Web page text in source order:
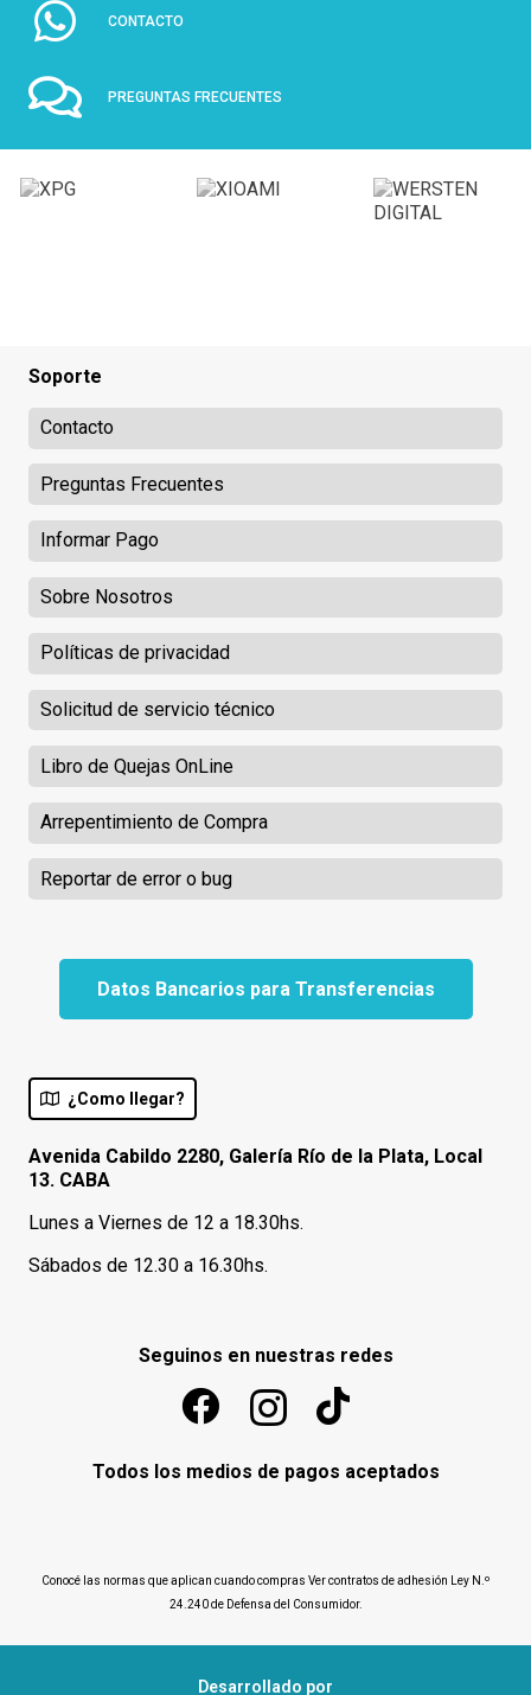
CONTACTO
PREGUNTAS FRECUENTES
Soporte
Contacto
Preguntas Frecuentes
Informar Pago
Sobre Nosotros
Políticas de privacidad
Solicitud de servicio técnico
Libro de Quejas OnLine
Arrepentimiento de Compra
Reportar de error o bug
Datos Bancarios para Transferencias
¿Como llegar?
Avenida Cabildo 2280, Galería Río de la Plata, Local
13. CABA
Lunes a Viernes de 12 a 18.30hs.
Sábados de 12.30 a 16.30hs.
Seguinos en nuestras redes
Todos los medios de pagos aceptados
Conocé las normas que aplican cuando compras Ver contratos de adhesión Ley N.º
24.240 de Defensa del Consumidor.
Desarrollado por